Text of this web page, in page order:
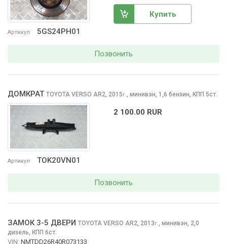
Артикул 5GS24PH01
Купить
Позвонить
Артикул TOK20VN01
ДОМКРАТ TOYOTA VERSO AR2, 2015г., минивэн, 1,6 бензин, КПП 5ст.
2 100.00 RUR
Позвонить
ЗАМОК 3-5 ДВЕРИ TOYOTA VERSO AR2, 2013г., минивэн, 2,0
дизель, КПП 6ст.
VIN: NMTDD26R40R073133